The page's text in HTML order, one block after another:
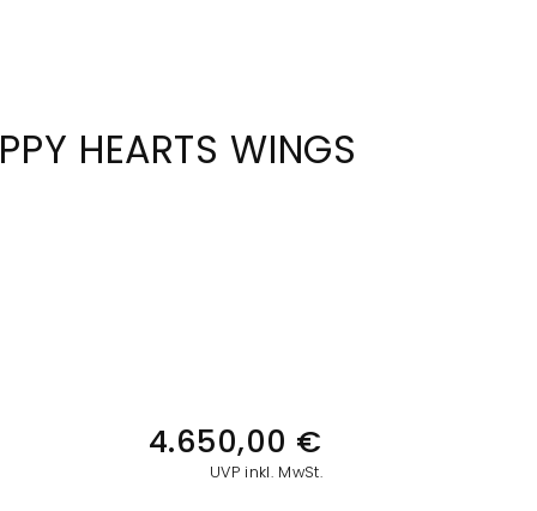
HEARTS WINGS
4.650,00 €
UVP inkl. MwSt.